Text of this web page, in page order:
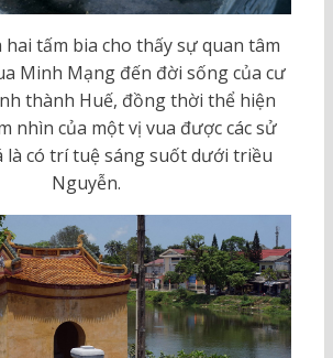
hai tấm bia cho thấy sự quan tâm
Minh Mạng đến đời sống của cư
thành Huế, đồng thời thể hiện
nhìn của một vị vua được các sử
là có trí tuệ sáng suốt dưới triều
Nguyễn.